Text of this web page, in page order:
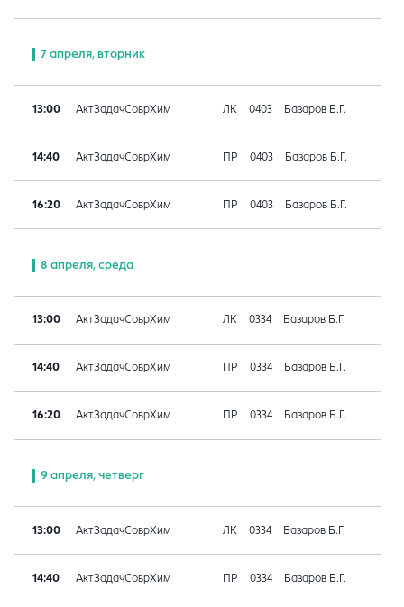
7 апреля, вторник
13:00 АктЗадачСоврХим ЛК 0403 Базаров Б.Г.
14:40 АктЗадачСоврХим ПР 0403 Базаров Б.Г.
16:20 АктЗадачСоврХим ПР 0403 Базаров Б.Г.
8 апреля, среда
13:00 АктЗадачСоврХим ЛК 0334 Базаров Б.Г.
14:40 АктЗадачСоврХим ПР 0334 Базаров Б.Г.
16:20 АктЗадачСоврХим ПР 0334 Базаров Б.Г.
9 апреля, четверг
13:00 АктЗадачСоврХим ЛК 0334 Базаров Б.Г.
14:40 АктЗадачСоврХим ПР 0334 Базаров Б.Г.